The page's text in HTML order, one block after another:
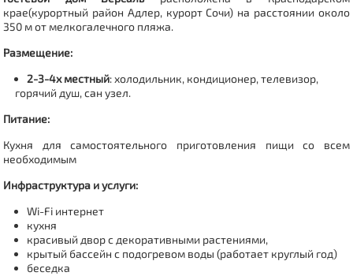
крае(курортный район Адлер, курорт Сочи) на расстоянии около
350 м от мелкогалечного пляжа.
Размещение:
2-3-4х местный:холодильник, кондиционер, телевизор,
горячий душ, сан узел.
Питание:
Кухня для самостоятельного приготовления пищи со всем
необходимым
Инфраструктура и услуги:
Wi-Fi интернет
кухня
красивый двор с декоративными растениями,
крытый бассейн с подогревом воды (работает круглый год)
беседка